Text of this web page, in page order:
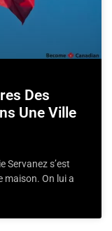
Des
Une Ville
Servanez s’est
maison. On lui a